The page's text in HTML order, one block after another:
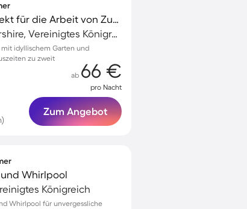
Landhaus mit Garten | Perfekt für die Arbeit von Zuhause
Cheltenham, Gloucestershire, Vereinigtes Königreich
idyllischem Garten und
zu zweit
ab 66 €
pro Nacht
Zum Angebot
Whirlpool
Königreich
Whirlpool für unvergessliche